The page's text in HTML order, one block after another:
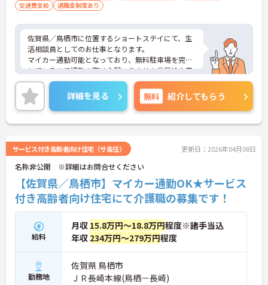
交通費支給
退職金制度あり
佐賀県／鳥栖市に位置するショートステイにて、生
活相談員としてのお仕事となります。
マイカー通勤可能となっており、無料駐車場を完備
しているので通勤の際は心配いりません◎昇給や賞
与のある充実した待遇となっているので、とてもや
りがいのある環境となっております！
ご興味ある方は面接ポイントをお伝えしますので、
お気軽にお問い合わせください♪
詳細を見る 無料 紹介してもらう
サービス付き高齢者向け住宅（サ高住） 更新日：2026年04月08日
名称非公開 ※詳細はお問合せください
【佐賀県／鳥栖市】マイカー通勤OK★サービス
付き高齢者向け住宅にて介護職の募集です！
給料
月収 15.8万円～18.8万円程度※諸手当込
年収 234万円～279万円程度
勤務地
佐賀県 鳥栖市
ＪＲ長崎本線(鳥栖－長崎)